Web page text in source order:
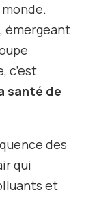
émergeant
c’est
santé de
des
qui
et